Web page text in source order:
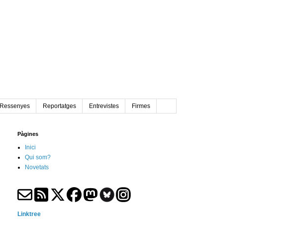
Ressenyes Reportatges Entrevistes Firmes
Pàgines
Inici
Qui som?
Novetats
Linktree